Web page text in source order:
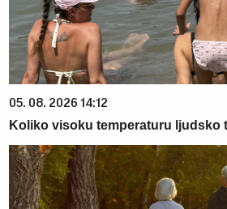
05. 08. 2026 14:12
Koliko visoku temperaturu ljudsko